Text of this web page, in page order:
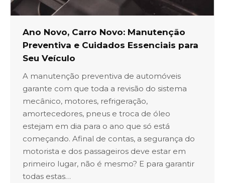
Ano Novo, Carro Novo: Manutenção
Preventiva e Cuidados Essenciais para
Seu Veículo
A manutenção preventiva de automóveis
garante com que toda a revisão do sistema
mecânico, motores, refrigeração,
amortecedores, pneus e troca de óleo
estejam em dia para o ano que só está
começando. Afinal de contas, a segurança do
motorista e dos passageiros deve estar em
primeiro lugar, não é mesmo? E para garantir
todas estas…